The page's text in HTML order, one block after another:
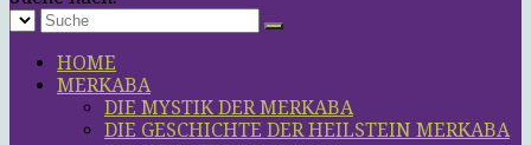
HOME
MERKABA
DIE MYSTIK DER MERKABA
DIE GESCHICHTE DER HEILSTEIN MERKABA